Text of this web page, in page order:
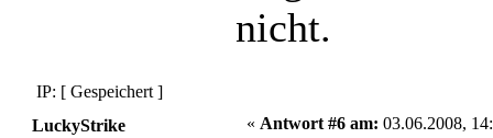
nicht.
IP: [ Gespeichert ]
LuckyStrike
« Antwort #6 am: 03.06.2008,